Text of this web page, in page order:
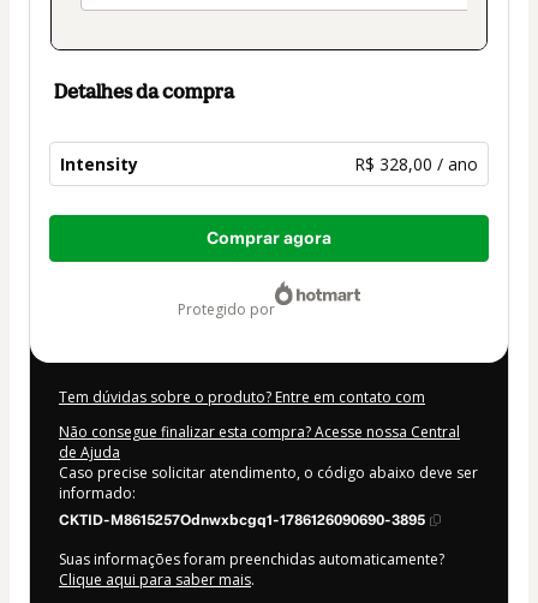
Detalhes da compra
Intensity R$ 328,00 / ano
Total
Comprar agora
protegido por
Tem dúvidas sobre o produto? Entre em contato com
Não consegue finalizar esta compra? Acesse nossa Central
de Ajuda
Caso precise solicitar atendimento, o código abaixo deve ser
informado:
CKTID-M8615257Odnwxbcgq1-1786126090690-3895
Suas informações foram preenchidas automaticamente?
Clique aqui para saber mais.